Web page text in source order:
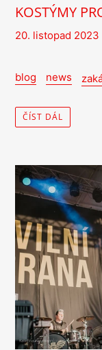
KOSTÝMY
20. listopad 2023
blog news
ČÍST DÁL